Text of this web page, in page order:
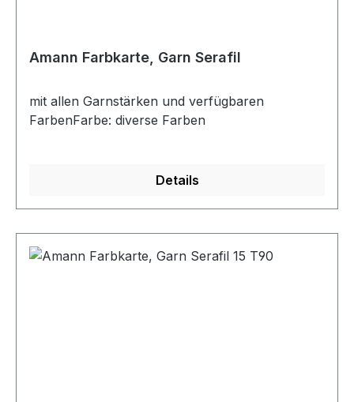
Amann Farbkarte, Garn Serafil
mit allen Garnstärken und verfügbaren
FarbenFarbe: diverse Farben
Details